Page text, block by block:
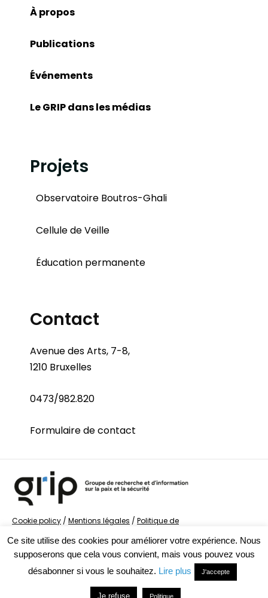
À propos
Publications
Événements
Le GRIP dans les médias
Projets
Observatoire Boutros-Ghali
Cellule de Veille
Éducation permanente
Contact
Avenue des Arts, 7-8,
1210 Bruxelles
0473/982.820
Formulaire de contact
Cookie policy / Mentions légales / Politique de
la Sécurité
Ce site utilise des cookies pour améliorer votre expérience. Nous
supposerons que cela vous convient, mais vous pouvez vous
désabonner si vous le souhaitez. Lire plus J'accepte
Je refuse Politique